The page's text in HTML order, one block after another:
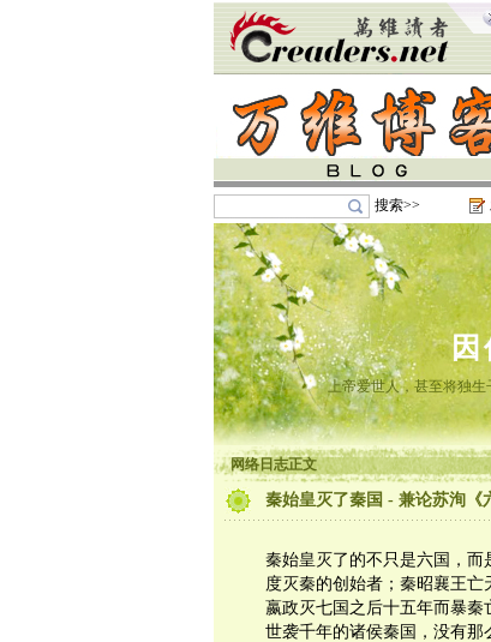
搜索>>
因
上帝爱世人，甚至将独
网络日志正文
秦始皇灭了秦国 - 兼论苏洵《
秦始皇灭了的不只是六国，而
度灭秦的创始者；秦昭襄王
嬴政灭七国之后十五年而暴
世袭千年的诸侯秦国，没有那